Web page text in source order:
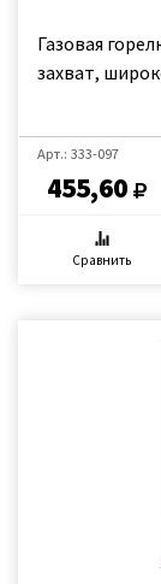
Газовая
захват,
Арт.: 333-097
455,60
Сравнить